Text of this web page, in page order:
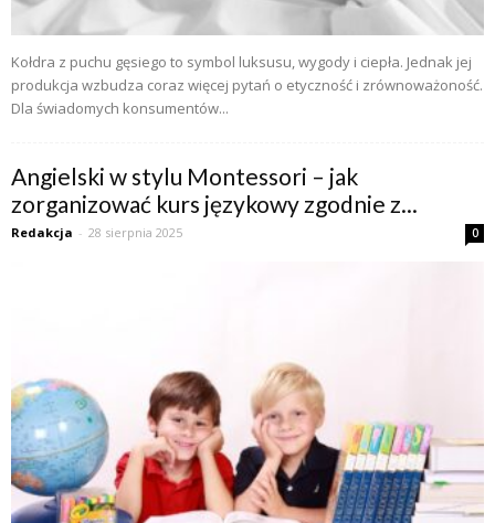
Kołdra z puchu gęsiego to symbol luksusu, wygody i ciepła. Jednak jej
produkcja wzbudza coraz więcej pytań o etyczność i zrównoważoność.
Dla świadomych konsumentów...
Angielski w stylu Montessori – jak
zorganizować kurs językowy zgodnie z...
Redakcja - 28 sierpnia 2025 0